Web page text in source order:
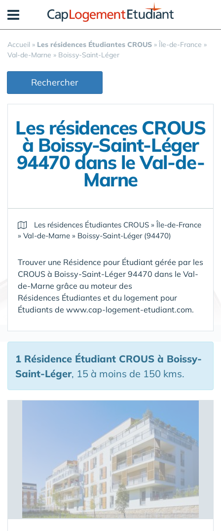
Accueil » Les résidences Étudiantes CROUS » Île-de-France »
Val-de-Marne » Boissy-Saint-Léger
Rechercher
Les résidences CROUS
à Boissy-Saint-Léger
94470 dans le Val-de-
Marne
Les résidences Étudiantes CROUS »Île-de-France
» Val-de-Marne » Boissy-Saint-Léger (94470)
Trouver une Résidence pour Étudiant gérée par les
CROUS à Boissy-Saint-Léger 94470 dans le Val-
de-Marne grâce au moteur des
Résidences Étudiantes et du logement pour
Étudiants de www.cap-logement-etudiant.com.
1 Résidence Étudiant CROUS à Boissy-
Saint-Léger, 15 à moins de 150 kms.